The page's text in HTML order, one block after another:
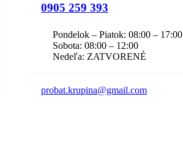
0905 259 393
Pondelok – Piatok: 08:00 – 17:00
Sobota: 08:00 – 12:00
Nedeľa: ZATVORENÉ
probat.krupina@gmail.com